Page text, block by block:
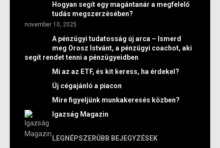
Hogyan segít egy magántanár a megfelelő
tudás megszerzésében?
november 10, 2025
A pénzügyi tudatosság új arca – Ismerd
meg Orosz Istvánt, a pénzügyi coachot, aki
segít rendet tenni a pénzügyeidben
Mi az az ETF, és kit keress, ha érdekel?
Új cégajánló a piacon
Mire figyeljünk munkakeresés közben?
Igazság Magazin
LEGNÉPSZERŰBB BEJEGYZÉSEK